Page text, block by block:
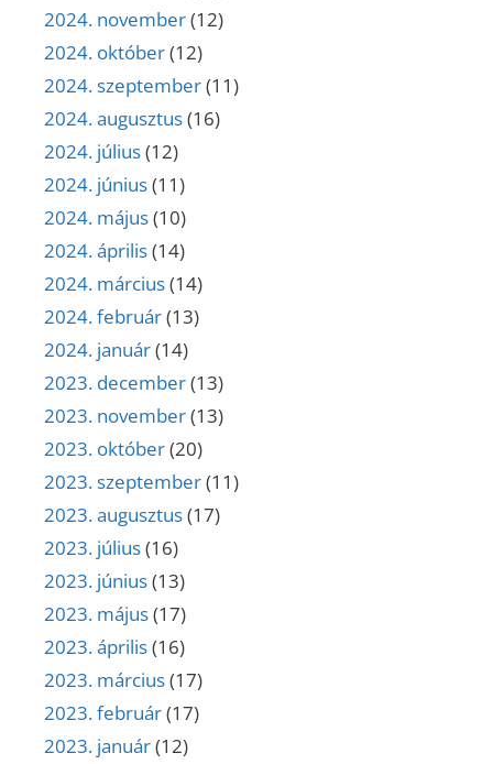
2024. november(12)
2024. október(12)
2024. szeptember(11)
2024. augusztus(16)
2024. július(12)
2024. június(11)
2024. május(10)
2024. április(14)
2024. március(14)
2024. február(13)
2024. január(14)
2023. december(13)
2023. november(13)
2023. október(20)
2023. szeptember(11)
2023. augusztus(17)
2023. július(16)
2023. június(13)
2023. május(17)
2023. április(16)
2023. március(17)
2023. február(17)
2023. január(12)